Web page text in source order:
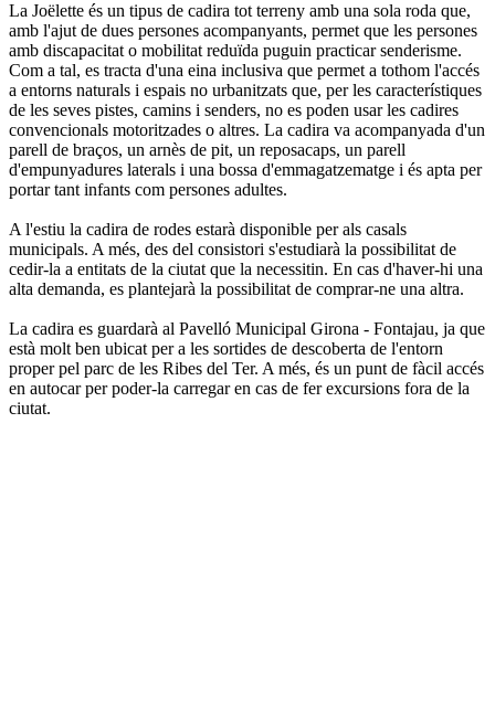
La Joëlette és un tipus de cadira tot terreny amb una sola roda que,
amb l'ajut de dues persones acompanyants, permet que les persones
amb discapacitat o mobilitat reduïda puguin practicar senderisme.
Com a tal, es tracta d'una eina inclusiva que permet a tothom l'accés
a entorns naturals i espais no urbanitzats que, per les característiques
de les seves pistes, camins i senders, no es poden usar les cadires
convencionals motoritzades o altres. La cadira va acompanyada d'un
parell de braços, un arnès de pit, un reposacaps, un parell
d'empunyadures laterals i una bossa d'emmagatzematge i és apta per
portar tant infants com persones adultes.
A l'estiu la cadira de rodes estarà disponible per als casals
municipals. A més, des del consistori s'estudiarà la possibilitat de
cedir-la a entitats de la ciutat que la necessitin. En cas d'haver-hi una
alta demanda, es plantejarà la possibilitat de comprar-ne una altra.
La cadira es guardarà al Pavelló Municipal Girona - Fontajau, ja que
està molt ben ubicat per a les sortides de descoberta de l'entorn
proper pel parc de les Ribes del Ter. A més, és un punt de fàcil accés
en autocar per poder-la carregar en cas de fer excursions fora de la
ciutat.